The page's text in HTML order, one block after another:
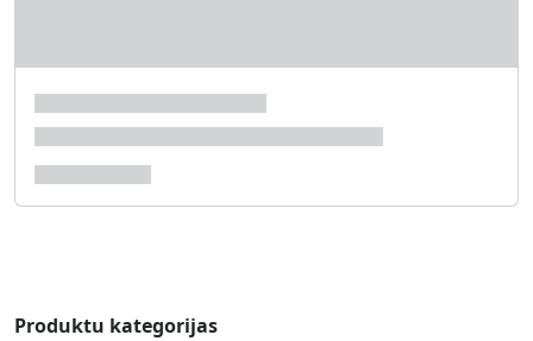
Produktu kategorijas